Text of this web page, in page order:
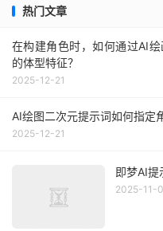
热门文章
在构建角色时，如何通过AI
的体型特征？
2025-12-21
AI绘图二次元提示词如何指定
2025-12-21
即梦AI提
2025-11-